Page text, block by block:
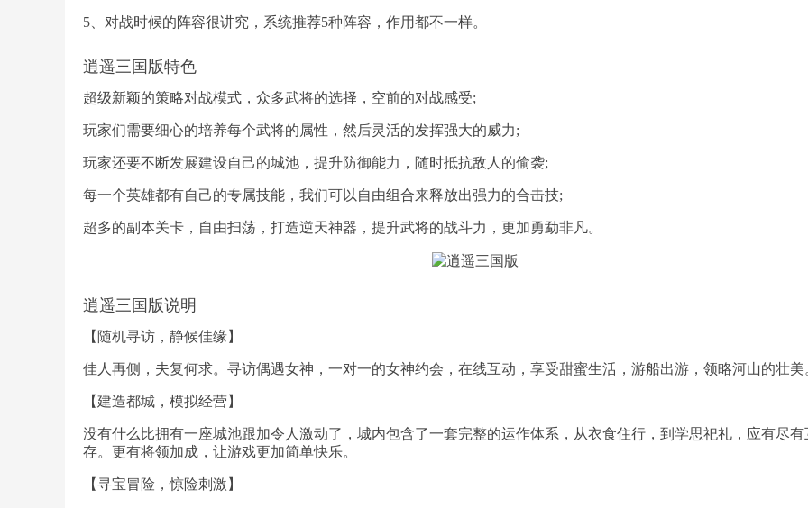
5、对战时候的阵容很讲究，系统推荐5种阵容，作用都不一样。
逍遥三国版特色
超级新颖的策略对战模式，众多武将的选择，空前的对战感受;
玩家们需要细心的培养每个武将的属性，然后灵活的发挥强大的威力;
玩家还要不断发展建设自己的城池，提升防御能力，随时抵抗敌人的偷袭;
每一个英雄都有自己的专属技能，我们可以自由组合来释放出强力的合击技;
超多的副本关卡，自由扫荡，打造逆天神器，提升武将的战斗力，更加勇勐非凡。
逍遥三国版说明
【随机寻访，静候佳缘】
佳人再侧，夫复何求。寻访偶遇女神，一对一的女神约会，在线互动，享受甜蜜生活，游船出游，领略河山的壮美
【建造都城，模拟经营】
没有什么比拥有一座城池跟加令人激动了，城内包含了一套完整的运作体系，从衣食住行，到学思祀礼，应有尽有
存。更有将领加成，让游戏更加简单快乐。
【寻宝冒险，惊险刺激】